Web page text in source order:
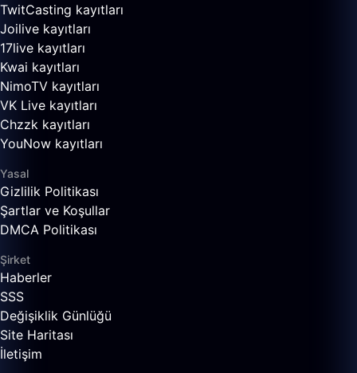
TwitCasting kayıtları
Joilive kayıtları
17live kayıtları
Kwai kayıtları
NimoTV kayıtları
VK Live kayıtları
Chzzk kayıtları
YouNow kayıtları
Yasal
Gizlilik Politikası
Şartlar ve Koşullar
DMCA Politikası
Şirket
Haberler
SSS
Değişiklik Günlüğü
Site Haritası
İletişim